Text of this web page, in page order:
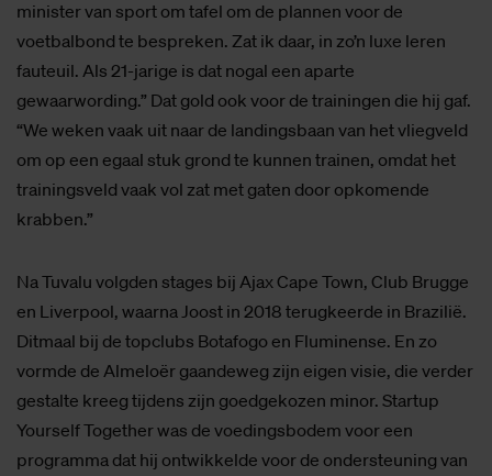
minister van sport om tafel om de plannen voor de
voetbalbond te bespreken. Zat ik daar, in zo’n luxe leren
fauteuil. Als 21-jarige is dat nogal een aparte
gewaarwording.” Dat gold ook voor de trainingen die hij gaf.
“We weken vaak uit naar de landingsbaan van het vliegveld
om op een egaal stuk grond te kunnen trainen, omdat het
trainingsveld vaak vol zat met gaten door opkomende
krabben.”
Na Tuvalu volgden stages bij Ajax Cape Town, Club Brugge
en Liverpool, waarna Joost in 2018 terugkeerde in Brazilië.
Ditmaal bij de topclubs Botafogo en Fluminense. En zo
vormde de Almeloër gaandeweg zijn eigen visie, die verder
gestalte kreeg tijdens zijn goedgekozen minor. Startup
Yourself Together was de voedingsbodem voor een
programma dat hij ontwikkelde voor de ondersteuning van